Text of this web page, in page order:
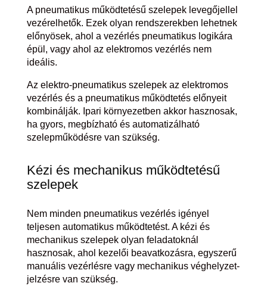
A pneumatikus működtetésű szelepek levegőjellel
vezérelhetők. Ezek olyan rendszerekben lehetnek
előnyösek, ahol a vezérlés pneumatikus logikára
épül, vagy ahol az elektromos vezérlés nem
ideális.
Az elektro-pneumatikus szelepek az elektromos
vezérlés és a pneumatikus működtetés előnyeit
kombinálják. Ipari környezetben akkor hasznosak,
ha gyors, megbízható és automatizálható
szelepműködésre van szükség.
Kézi és mechanikus működtetésű
szelepek
Nem minden pneumatikus vezérlés igényel
teljesen automatikus működtetést. A kézi és
mechanikus szelepek olyan feladatoknál
hasznosak, ahol kezelői beavatkozásra, egyszerű
manuális vezérlésre vagy mechanikus véghelyzet-
jelzésre van szükség.